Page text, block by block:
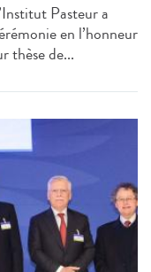
Pasteur a
en l’honneur
thèse de...